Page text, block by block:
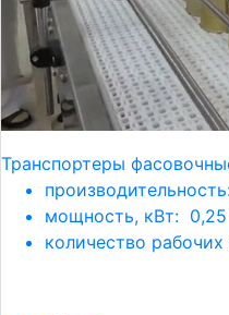
Транспортеры
мощность, кВт: 0,25
количество